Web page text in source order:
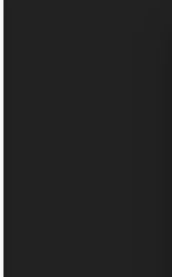
Sketchbook5,
Sketchbook5,